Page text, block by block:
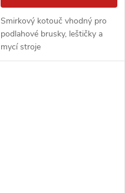
Smirkový kotouč vhodný pro
podlahové brusky, leštičky a
mycí stroje